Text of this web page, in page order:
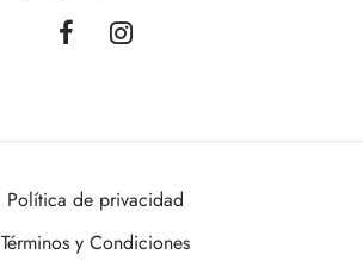
Política de privacidad
Términos y Condiciones